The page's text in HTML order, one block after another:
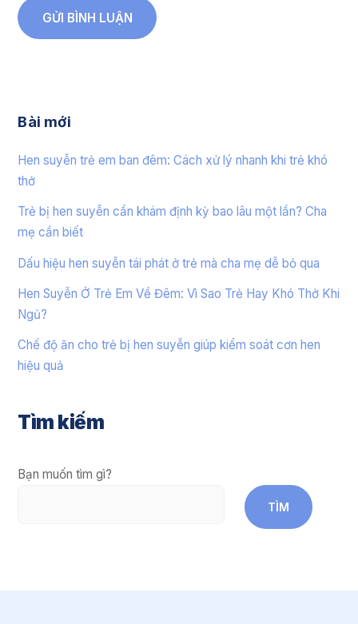
Bài mới
Hen suyễn trẻ em ban đêm: Cách xử lý nhanh khi trẻ khó
thở
Trẻ bị hen suyễn cần khám định kỳ bao lâu một lần? Cha
mẹ cần biết
Dấu hiệu hen suyễn tái phát ở trẻ mà cha mẹ dễ bỏ qua
Hen Suyễn Ở Trẻ Em Về Đêm: Vì Sao Trẻ Hay Khó Thở Khi
Ngủ?
Chế độ ăn cho trẻ bị hen suyễn giúp kiểm soát cơn hen
hiệu quả
Tìm kiếm
Bạn muốn tìm gì?
TÌM